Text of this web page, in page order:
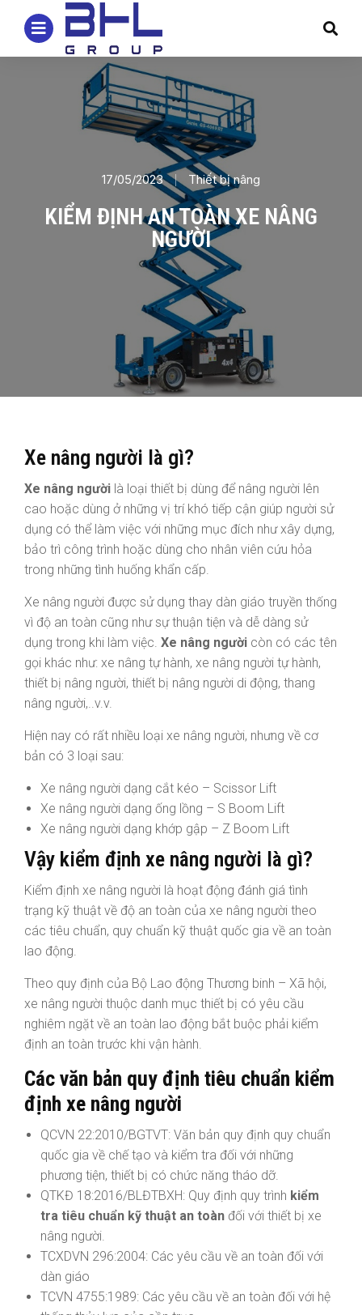
17/05/2023 Thiết bị nâng
KIỂM ĐỊNH AN TOÀN XE NÂNG
NGƯỜI
Xe nâng người là gì?
Xe nâng người là loại thiết bị dùng để nâng người lên
cao hoặc dùng ở những vị trí khó tiếp cận giúp người sử
dụng có thể làm việc với những mục đích như xây dựng,
bảo trì công trình hoặc dùng cho nhân viên cứu hỏa
trong những tình huống khẩn cấp.
Xe nâng người được sử dụng thay dàn giáo truyền thống
vì độ an toàn cũng như sự thuận tiện và dễ dàng sử
dụng trong khi làm việc. Xe nâng người còn có các tên
gọi khác như: xe nâng tự hành, xe nâng người tự hành,
thiết bị nâng người, thiết bị nâng người di động, thang
nâng người,..v.v.
Hiện nay có rất nhiều loại xe nâng người, nhưng về cơ
bản có 3 loại sau:
Xe nâng người dạng cắt kéo – Scissor Lift
Xe nâng người dạng ống lồng – S Boom Lift
Xe nâng người dạng khớp gập – Z Boom Lift
Vậy kiểm định xe nâng người là gì?
Kiểm định xe nâng người là hoạt động đánh giá tình
trạng kỹ thuật về độ an toàn của xe nâng người theo
các tiêu chuẩn, quy chuẩn kỹ thuật quốc gia về an toàn
lao động.
Theo quy định của Bộ Lao động Thương binh – Xã hội,
xe nâng người thuộc danh mục thiết bị có yêu cầu
nghiêm ngặt về an toàn lao động bắt buộc phải kiểm
định an toàn trước khi vận hành.
Các văn bản quy định tiêu chuẩn kiểm
định xe nâng người
QCVN 22:2010/BGTVT: Văn bản quy định quy chuẩn
quốc gia về chế tạo và kiểm tra đối với những
phương tiện, thiết bị có chức năng tháo dỡ.
QTKĐ 18:2016/BLĐTBXH: Quy định quy trình kiểm
tra tiêu chuẩn kỹ thuật an toàn đối với thiết bị xe
nâng người.
TCXDVN 296:2004: Các yêu cầu về an toàn đối với
dàn giáo
TCVN 4755:1989: Các yêu cầu về an toàn đối với hệ